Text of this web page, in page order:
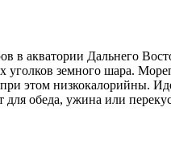
в акватории Дальнего
уголков земного шара.
этом низкокалорийны.
для обеда, ужина или